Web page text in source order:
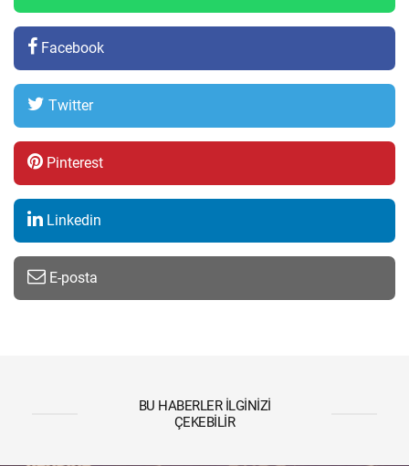
Facebook
Twitter
Pinterest
Linkedin
E-posta
BU HABERLER İLGINIZI
ÇEKEBILIR